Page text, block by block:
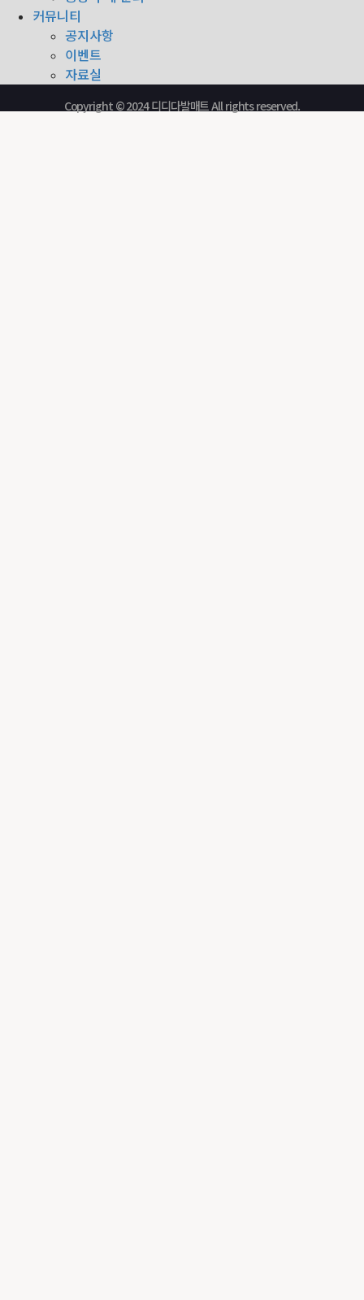
커뮤니티
공지사항
이벤트
자료실
Copyright © 2024 디디다발매트 All rights reserved.